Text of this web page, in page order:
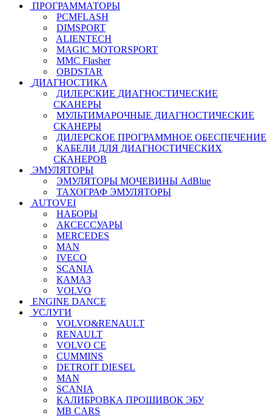
ПРОГРАММАТОРЫ
PCMFLASH
DIMSPORT
ALIENTECH
MAGIC MOTORSPORT
MMC Flasher
OBDSTAR
ДИАГНОСТИКА
ДИЛЕРСКИЕ ДИАГНОСТИЧЕСКИЕ
СКАНЕРЫ
МУЛЬТИМАРОЧНЫЕ ДИАГНОСТИЧЕСКИЕ
СКАНЕРЫ
ДИЛЕРСКОЕ ПРОГРАММНОЕ ОБЕСПЕЧЕНИЕ
КАБЕЛИ ДЛЯ ДИАГНОСТИЧЕСКИХ
СКАНЕРОВ
ЭМУЛЯТОРЫ
ЭМУЛЯТОРЫ МОЧЕВИНЫ АdBlue
ТАХОГРАФ ЭМУЛЯТОРЫ
AUTOVEI
НАБОРЫ
АКСЕССУАРЫ
MERCEDES
MAN
IVECO
SCANIA
КАМАЗ
VOLVO
ENGINE DANCE
УСЛУГИ
VOLVO&RENAULT
RENAULT
VOLVO CE
CUMMINS
DETROIT DIESEL
MAN
SCANIA
КАЛИБРОВКА ПРОШИВОК ЭБУ
MB CARS